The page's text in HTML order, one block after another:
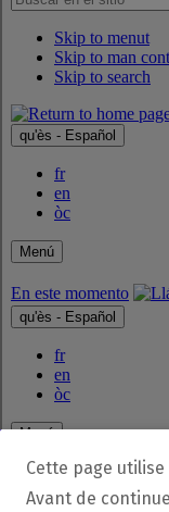
Cette page
Avant de